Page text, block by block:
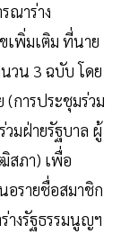
ณาร่าง
เพิ่มเติม ที่นาย
วน 3 ฉบับ โดย
(การประชุมร่วม
มฝ่ายรัฐบาล ผู้
สภา) เพื่อ
อรายชื่อสมาชิก
างรัฐธรรมนูญฯ